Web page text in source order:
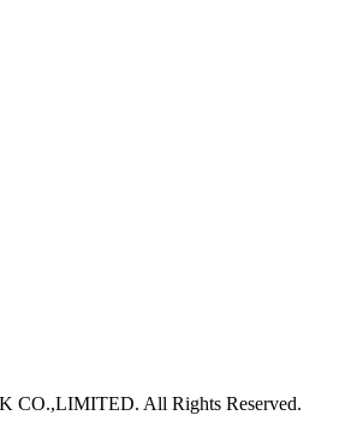
CO.,LIMITED. All Rights Reserved.